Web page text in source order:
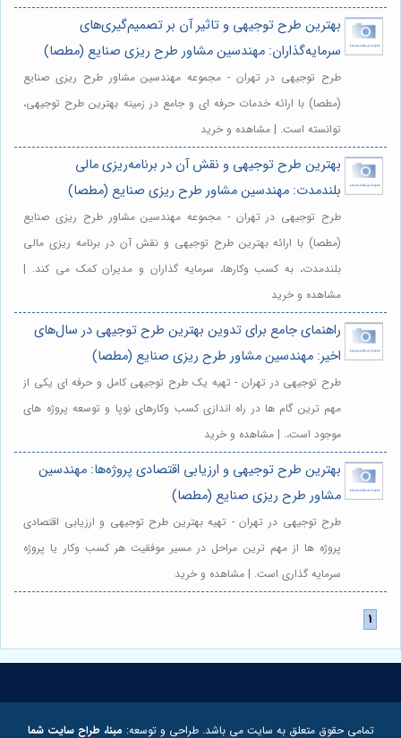
بهترین طرح توجیهی و تاثیر آن بر تصمیم‌گیری‌های
سرمایه‌گذاران: مهندسین مشاور طرح ریزی صنایع (مطصا)
طرح توجیهی در تهران - مجموعه مهندسین مشاور طرح ریزی صنایع
(مطصا) با ارائه خدمات حرفه ای و جامع در زمینه بهترین طرح توجیهی،
توانسته است. | مشاهده و خرید
بهترین طرح توجیهی و نقش آن در برنامه‌ریزی مالی
بلندمدت: مهندسین مشاور طرح ریزی صنایع (مطصا)
طرح توجیهی در تهران - مجموعه مهندسین مشاور طرح ریزی صنایع
(مطصا) با ارائه بهترین طرح توجیهی و نقش آن در برنامه ریزی مالی
بلندمدت، به کسب وکارها، سرمایه گذاران و مدیران کمک می کند. |
مشاهده و خرید
راهنمای جامع برای تدوین بهترین طرح توجیهی در سال‌های
اخیر: مهندسین مشاور طرح ریزی صنایع (مطصا)
طرح توجیهی در تهران - تهیه یک طرح توجیهی کامل و حرفه ای یکی از
مهم ترین گام ها در راه اندازی کسب وکارهای نوپا و توسعه پروژه های
موجود است،. | مشاهده و خرید
بهترین طرح توجیهی و ارزیابی اقتصادی پروژه‌ها: مهندسین
مشاور طرح ریزی صنایع (مطصا)
طرح توجیهی در تهران - تهیه بهترین طرح توجیهی و ارزیابی اقتصادی
پروژه ها از مهم ترین مراحل در مسیر موفقیت هر کسب وکار یا پروژه
سرمایه گذاری است. | مشاهده و خرید
تمامی حقوق متعلق به سایت می باشد. طراحی و توسعه: مبنا، طراح سایت شما